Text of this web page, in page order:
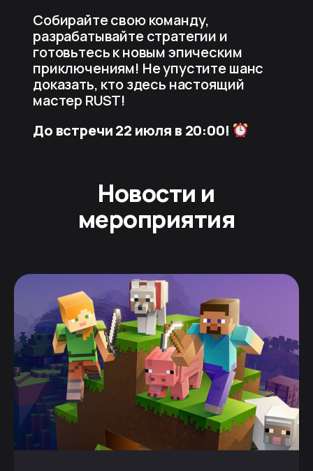
Собирайте свою команду,
разрабатывайте стратегии и
готовьтесь к новым эпическим
приключениям! Не упустите шанс
доказать, кто здесь настоящий
мастер RUST!
До встречи 22 июля в 20:00!
Новости и
мероприятия